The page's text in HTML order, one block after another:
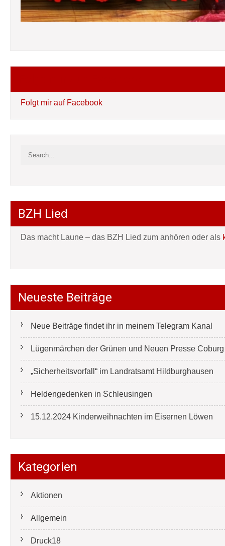
Folgt mir auf Facebook
BZH Lied
Das macht Laune – das BZH Lied zum anhören oder als
Neueste Beiträge
Neue Beiträge findet ihr in meinem Telegram Kanal
Lügenmärchen der Grünen und Neuen Presse
„Sicherheitsvorfall“ im Landratsamt Hildburghausen
Heldengedenken in Schleusingen
15.12.2024 Kinderweihnachten im Eisernen Löwen
Kategorien
Aktionen
Allgemein
Druck18